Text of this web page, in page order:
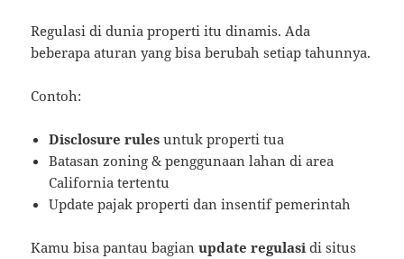
Regulasi di dunia properti itu dinamis. Ada
beberapa aturan yang bisa berubah setiap tahunnya.
Contoh:
Disclosure rules untuk properti tua
Batasan zoning & penggunaan lahan di area
California tertentu
Update pajak properti dan insentif pemerintah
Kamu bisa pantau bagianupdate regulasi di situs